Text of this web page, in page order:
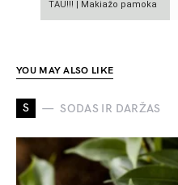
TAU!!! | Makiažo pamoka
YOU MAY ALSO LIKE
S SODAS IR DARŽAS